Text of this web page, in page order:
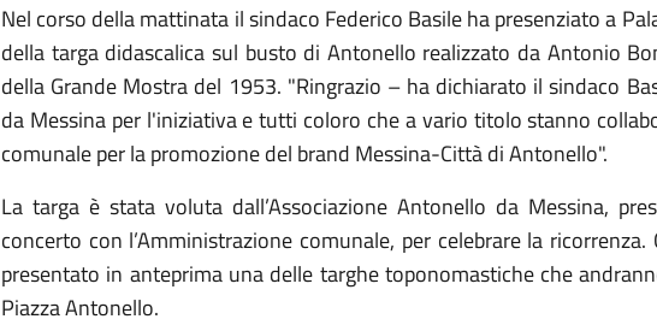
Nel corso della mattinata il sindaco Federico Basile ha presenziato a
della targa didascalica sul busto di Antonello realizzato da Antonio
della Grande Mostra del 1953. "Ringrazio – ha dichiarato il sindaco
da Messina per l'iniziativa e tutti coloro che a vario titolo stanno
comunale per la promozione del brand Messina-Città di Antonello".
La targa è stata voluta dall’Associazione Antonello da Messina,
concerto con l’Amministrazione comunale, per celebrare la
presentato in anteprima una delle targhe toponomastiche che
Piazza Antonello.